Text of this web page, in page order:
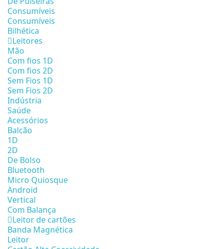
Consumíveis
Consumíveis
Bilhética
Leitores
Mão
Com fios 1D
Com fios 2D
Sem Fios 1D
Sem Fios 2D
Indústria
Saúde
Acessórios
Balcão
1D
2D
De Bolso
Bluetooth
Micro Quiosque
Android
Vertical
Com Balança
Leitor de cartões
Banda Magnética
Leitor